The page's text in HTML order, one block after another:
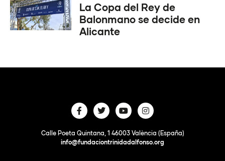
La Copa del Rey de
Balonmano se decide en
Alicante
Calle Poeta Quintana, 1 46003 València (España)
info@fundaciontrinidadalfonso.org